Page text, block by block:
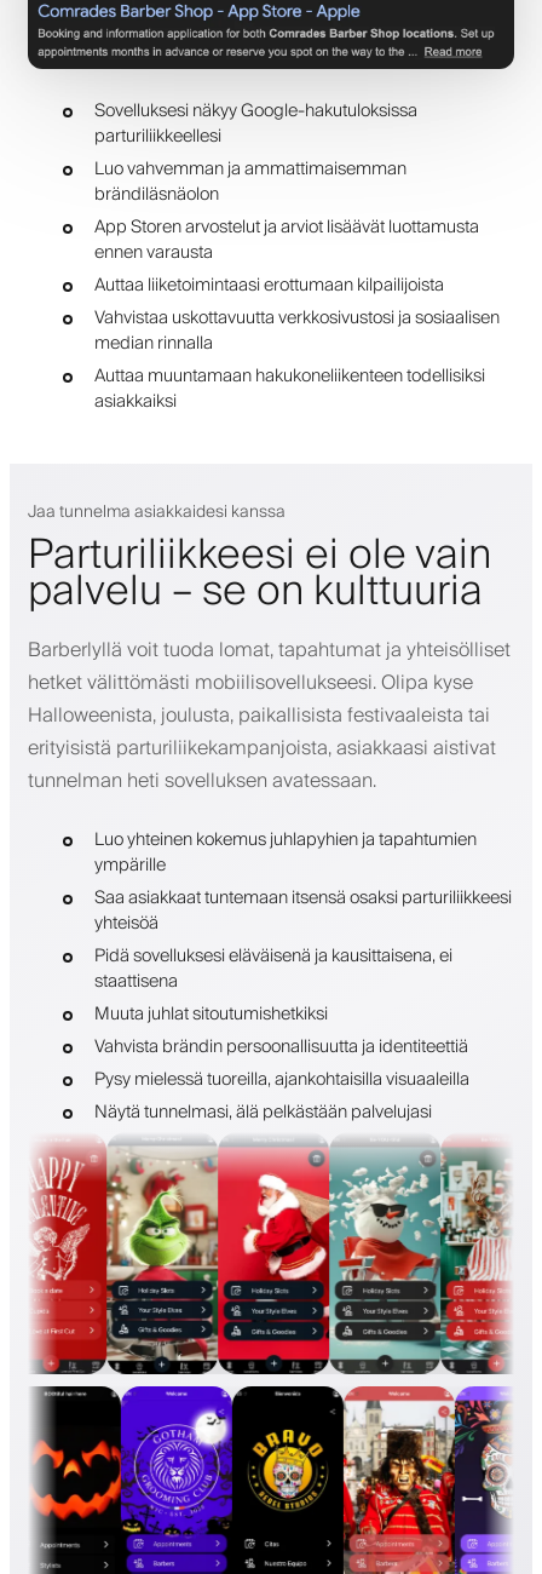
Sovelluksesi näkyy Google-hakutuloksissa
parturiliikkeellesi
Luo vahvemman ja ammattimaisemman
brändiläsnäolon
App Storen arvostelut ja arviot lisäävät luottamusta
ennen varausta
Auttaa liiketoimintaasi erottumaan kilpailijoista
Vahvistaa uskottavuutta verkkosivustosi ja sosiaalisen
median rinnalla
Auttaa muuntamaan hakukoneliikenteen todellisiksi
asiakkaiksi
Jaa tunnelma asiakkaidesi kanssa
Parturiliikkeesi ei ole vain
palvelu – se on kulttuuria
Barberlyllä voit tuoda lomat, tapahtumat ja yhteisölliset
hetket välittömästi mobiilisovellukseesi. Olipa kyse
Halloweenista, joulusta, paikallisista festivaaleista tai
erityisistä parturiliikekampanjoista, asiakkaasi aistivat
tunnelman heti sovelluksen avatessaan.
Luo yhteinen kokemus juhlapyhien ja tapahtumien
ympärille
Saa asiakkaat tuntemaan itsensä osaksi parturiliikkeesi
yhteisöä
Pidä sovelluksesi eläväisenä ja kausittaisena, ei
staattisena
Muuta juhlat sitoutumishetkiksi
Vahvista brändin persoonallisuutta ja identiteettiä
Pysy mielessä tuoreilla, ajankohtaisilla visuaaleilla
Näytä tunnelmasi, älä pelkästään palvelujasi